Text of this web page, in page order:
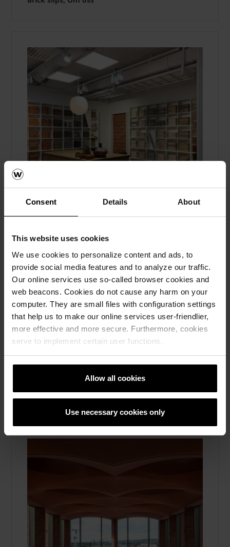
Consent Details About
This website uses cookies
We use cookies to personalize content and ads, to
provide social media features and to analyze our traffic.
Our online services use so-called browser cookies and
web beacons. Cookies do not cause any harm on your
computer. They are small files with configuration settings
that help us to make our online services user-friendlier,
more effective and more secure. Furthermore, cookies
serve to implement certain user functions.
Allow all cookies
Use necessary cookies only
Upplev vackert tegel och skiffer i
wienerbergers showrooms
Fasadtegel, Taktegel, Marktegel, Skärmtegel, Om
oss
Upplev fasadtegel, skiffer och skärmtegel i
verkligheten – besök våra showrooms i
Stockholm, Göteborg och Malmö för
inspiration och rådgivning. Läs mer här.
Fasadtegel, Taktegel, Marktegel, Skärmtegel, Om
oss